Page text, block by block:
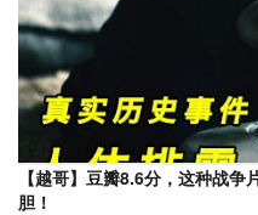
【越哥】豆瓣8.6分，这种战
胆！